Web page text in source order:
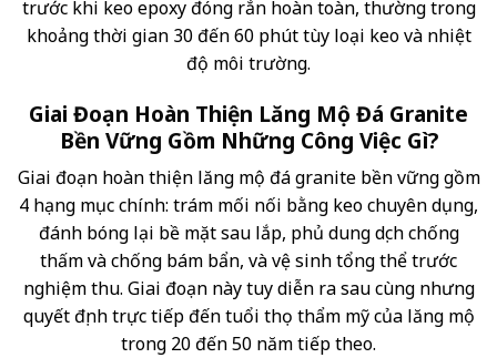
trước khi keo epoxy đóng rắn hoàn toàn, thường trong
khoảng thời gian 30 đến 60 phút tùy loại keo và nhiệt
độ môi trường.
Giai Đoạn Hoàn Thiện Lăng Mộ Đá Granite
Bền Vững Gồm Những Công Việc Gì?
Giai đoạn hoàn thiện lăng mộ đá granite bền vững gồm
4 hạng mục chính: trám mối nối bằng keo chuyên dụng,
đánh bóng lại bề mặt sau lắp, phủ dung dịch chống
thấm và chống bám bẩn, và vệ sinh tổng thể trước
nghiệm thu. Giai đoạn này tuy diễn ra sau cùng nhưng
quyết định trực tiếp đến tuổi thọ thẩm mỹ của lăng mộ
trong 20 đến 50 năm tiếp theo.